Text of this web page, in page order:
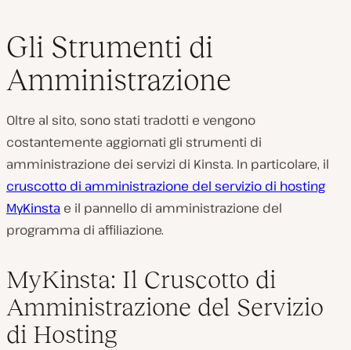
Gli Strumenti di
Amministrazione
Oltre al sito, sono stati tradotti e vengono
costantemente aggiornati gli strumenti di
amministrazione dei servizi di Kinsta. In particolare, il
cruscotto di amministrazione del servizio di hosting
MyKinsta e il pannello di amministrazione del
programma di affiliazione.
MyKinsta: Il Cruscotto di
Amministrazione del Servizio
di Hosting